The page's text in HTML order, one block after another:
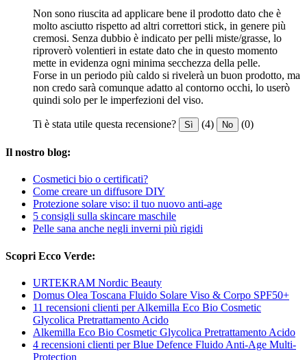
Non sono riuscita ad applicare bene il prodotto dato che è
molto asciutto rispetto ad altri correttori stick, in genere più
cremosi. Senza dubbio è indicato per pelli miste/grasse, lo
riproverò volentieri in estate dato che in questo momento
mette in evidenza ogni minima secchezza della pelle.
Forse in un periodo più caldo si rivelerà un buon prodotto, ma
non credo sarà comunque adatto al contorno occhi, lo userò
quindi solo per le imperfezioni del viso.
Ti è stata utile questa recensione? Sì (4) No (0)
Il nostro blog:
Cosmetici bio o certificati?
Come creare un diffusore DIY
Protezione solare viso: il tuo nuovo anti-age
5 consigli sulla skincare maschile
Pelle sana anche negli inverni più rigidi
Scopri Ecco Verde:
URTEKRAM Nordic Beauty
Domus Olea Toscana Fluido Solare Viso & Corpo SPF50+
11 recensioni clienti per Alkemilla Eco Bio Cosmetic
Glycolica Pretrattamento Acido
Alkemilla Eco Bio Cosmetic Glycolica Pretrattamento Acido
4 recensioni clienti per Blue Defence Fluido Anti-Age Multi-
Protection